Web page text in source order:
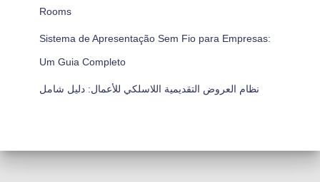
Rooms
Sistema de Apresentação Sem Fio para Empresas:
Um Guia Completo
نظام العروض التقديمية اللاسلكي للأعمال: دليل شامل